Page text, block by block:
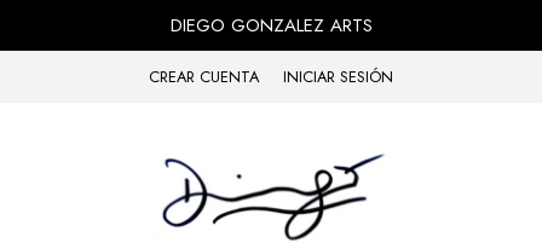
DIEGO GONZALEZ ARTS
CREAR CUENTA INICIAR SESIÓN